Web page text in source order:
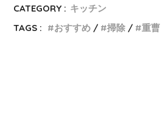
CATEGORY : キッチン
TAGS :
おすすめ 掃除 重曹